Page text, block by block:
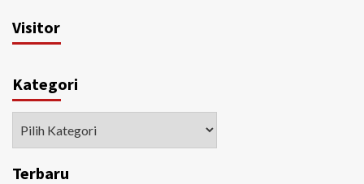
Visitor
Kategori
Terbaru